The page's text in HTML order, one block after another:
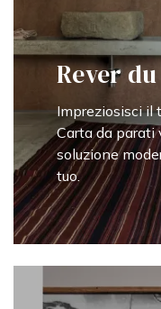
Rever
Impreziosisci il
Carta da parati
soluzione
tuo.